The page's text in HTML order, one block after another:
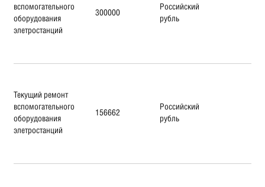
вспомогательного
оборудования
элетростанций
300000
Российский
рубль
Текущий ремонт
вспомогательного
оборудования
элетростанций
156662
Российский
рубль